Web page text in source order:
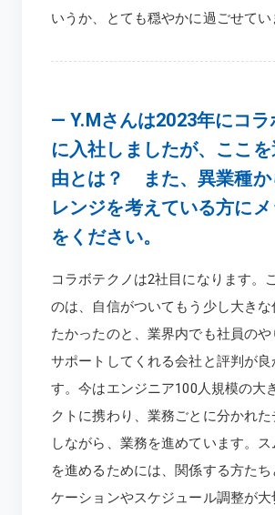
いうか、とても穏やかに過ごせてい
―Y.Mさんは2023年にコラ
に入社しましたが、ここ
由とは？ また、異業種か
レンジを考えている方に
をください。
コラボテクノは2社目になります。
のは、自信がついてもう少し大き
たかったのと、業界内でも社員の
サポートしてくれる会社と評判が
す。今はエンジニア100人規模の大
クトに携わり、業務ごとに分かれ
しながら、業務を進めています。
を進めるためには、関係する方た
ケーションやスケジュール調整が大